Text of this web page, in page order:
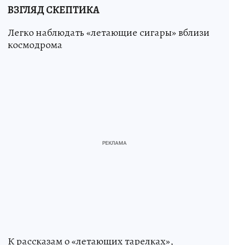
ВЗГЛЯД СКЕПТИКА
Легко наблюдать «летающие сигары» вблизи
космодрома
К рассказам о «летающих тарелках»,